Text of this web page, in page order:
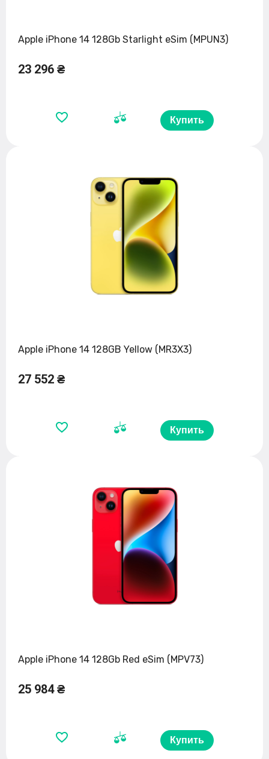
Apple iPhone 14 128Gb Starlight eSim (MPUN3)
23 296 ₴
Купить
Apple iPhone 14 128GB Yellow (MR3X3)
27 552 ₴
Купить
Apple iPhone 14 128Gb Red eSim (MPV73)
25 984 ₴
Купить